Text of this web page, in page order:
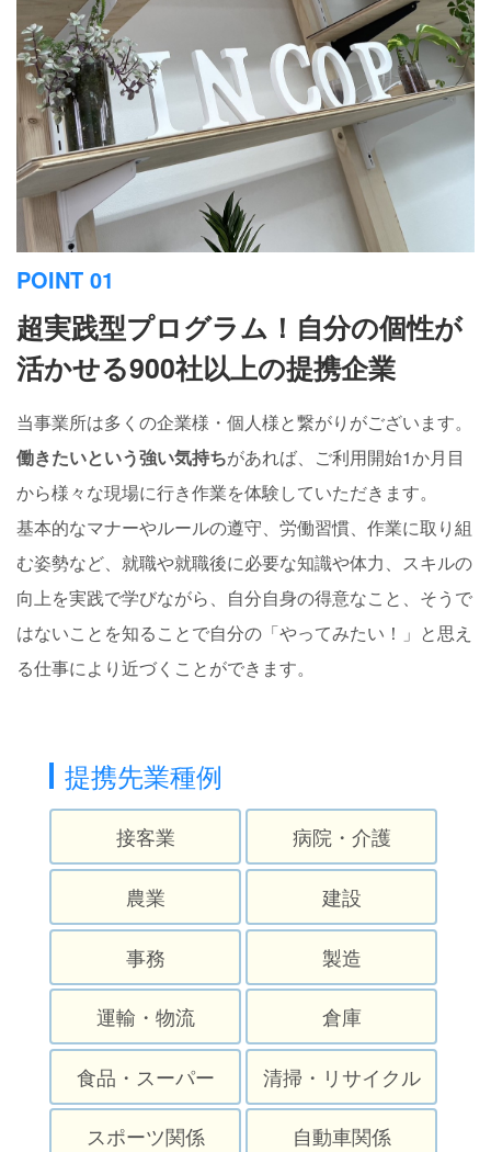
POINT 01
超実践型プログラム！自分の個性が
活かせる900社以上の提携企業
当事業所は多くの企業様・個人様と繋がりがございます。
働きたいという強い気持ちがあれば、ご利用開始1か月目
から様々な現場に行き作業を体験していただきます。
基本的なマナーやルールの遵守、労働習慣、作業に取り組
む姿勢など、就職や就職後に必要な知識や体力、スキルの
向上を実践で学びながら、自分自身の得意なこと、そうで
はないことを知ることで自分の「やってみたい！」と思え
る仕事により近づくことができます。
提携先業種例
接客業 病院・介護
農業 建設
事務 製造
運輸・物流 倉庫
食品・スーパー 清掃・リサイクル
スポーツ関係 自動車関係